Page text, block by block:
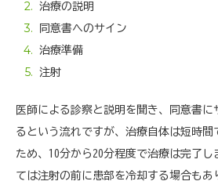
治療の説明
同意書へのサイン
治療準備
注射
医師による診察と説明を聞き、同意書
るという流れですが、治療自体は短時間
ため、10分から20分程度で治療は完了し
ては注射の前に患部を冷却する場合もあ